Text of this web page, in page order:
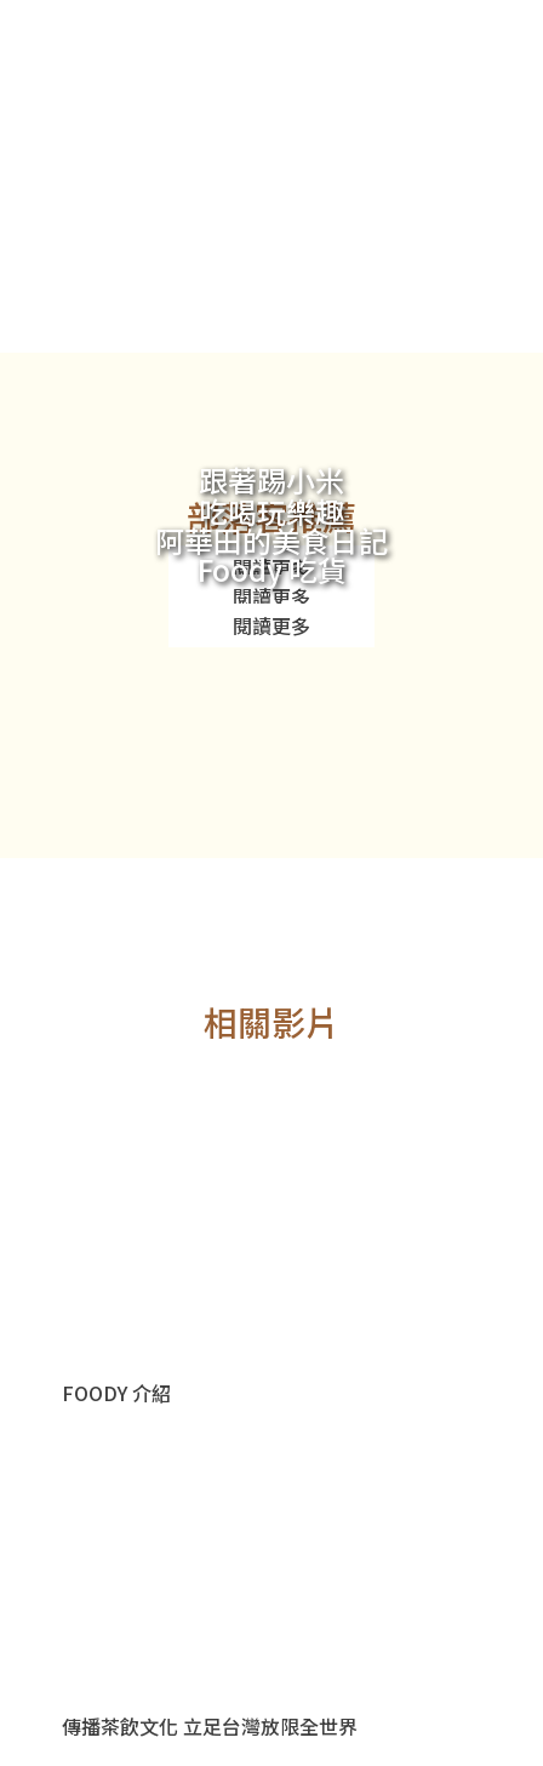
部落客推薦
跟著踢小米
吃喝玩樂趣
閱讀更多
阿華田的美食日記
閱讀更多
Foody 吃貨
閱讀更多
相關影片
FOODY 介紹
傳播茶飲文化 立足台灣放限全世界